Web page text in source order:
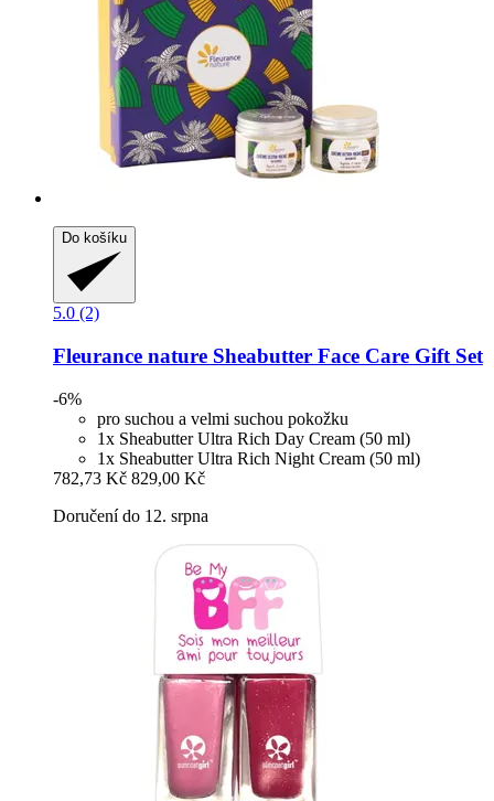
Do košíku
5.0 (2)
Fleurance nature Sheabutter Face Care Gift Set
-6%
pro suchou a velmi suchou pokožku
1x Sheabutter Ultra Rich Day Cream (50 ml)
1x Sheabutter Ultra Rich Night Cream (50 ml)
782,73 Kč 829,00 Kč
Doručení do 12. srpna